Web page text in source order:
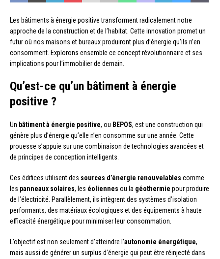
Les bâtiments à énergie positive transforment radicalement notre
approche de la construction et de l’habitat. Cette innovation promet un
futur où nos maisons et bureaux produiront plus d’énergie qu’ils n’en
consomment. Explorons ensemble ce concept révolutionnaire et ses
implications pour l’immobilier de demain.
Qu’est-ce qu’un bâtiment à énergie
positive ?
Un bâtiment à énergie positive, ou BEPOS, est une construction qui
génère plus d’énergie qu’elle n’en consomme sur une année. Cette
prouesse s’appuie sur une combinaison de technologies avancées et
de principes de conception intelligents.
Ces édifices utilisent des sources d’énergie renouvelables comme
les panneaux solaires, les éoliennes ou la géothermie pour produire
de l’électricité. Parallèlement, ils intègrent des systèmes d’isolation
performants, des matériaux écologiques et des équipements à haute
efficacité énergétique pour minimiser leur consommation.
L’objectif est non seulement d’atteindre l’autonomie énergétique,
mais aussi de générer un surplus d’énergie qui peut être réinjecté dans